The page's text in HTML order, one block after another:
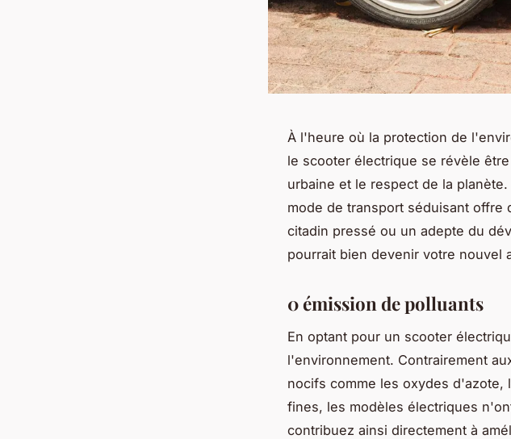
À l'heure où la protection de
le scooter électrique se révèle
urbaine et le respect de la
mode de transport séduisant offre
citadin pressé ou un adepte du
pourrait bien devenir votre nouvel
0 émission de polluants
En optant pour un scooter
l'environnement. Contrairement
nocifs comme les oxydes d'azote,
fines, les modèles électriques
contribuez ainsi directement à